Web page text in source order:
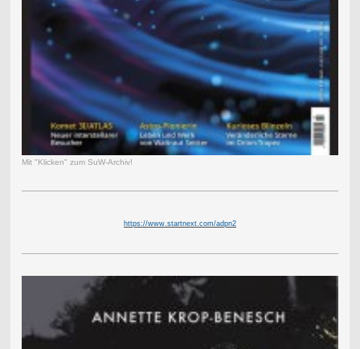
Mit "Klicken" zum SuW-Archiv!
https://www.startnext.com/adpn2